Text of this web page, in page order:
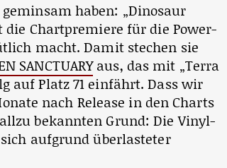
geminsam haben: „Dinosaur
die Chartpremiere für die Power-
macht. Damit stechen sie
SANCTUARYaus, das mit „Terra
auf Platz 71 einfährt. Dass wir
nach Release in den Charts
bekannten Grund: Die Vinyl-
sich aufgrund überlasteter